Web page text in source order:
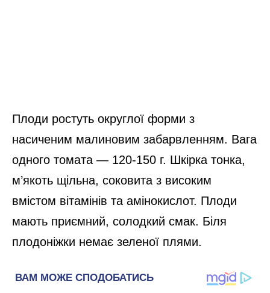
Плоди ростуть округлої форми з
насиченим малиновим забарвленням. Вага
одного томата — 120-150 г. Шкірка тонка,
м’якоть щільна, соковита з високим
вмістом вітамінів та амінокислот. Плоди
мають приємний, солодкий смак. Біля
плодоніжки немає зеленої плями.